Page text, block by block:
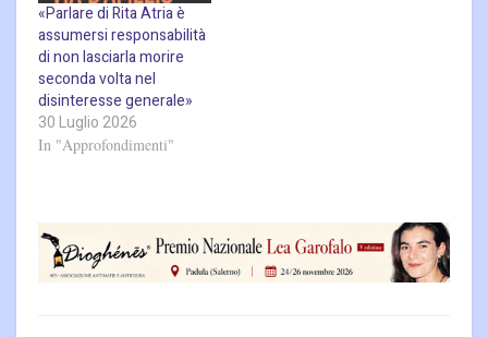
«Parlare di Rita Atria è
assumersi responsabilità
di non lasciarla morire
seconda volta nel
disinteresse generale»
30 Luglio 2026
In "Approfondimenti"